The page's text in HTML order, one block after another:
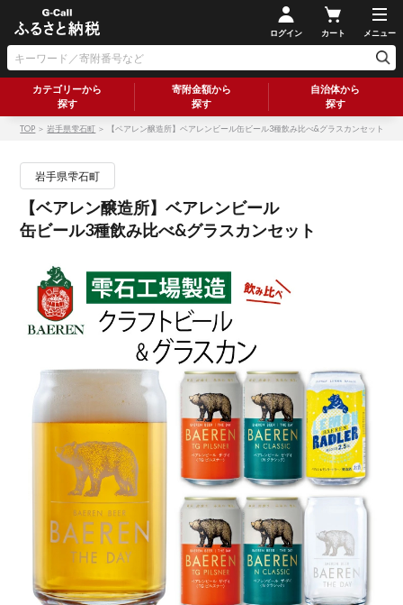
ログイン カート メニュー
カテゴリーから
探す
寄附金額から
探す
自治体から
探す
TOP ＞岩手県雫石町 ＞ 【ベアレン醸造所】ベアレンビール缶ビール3種飲み比べ&グラスカンセット
岩手県雫石町
【ベアレン醸造所】ベアレンビール
缶ビール3種飲み比べ&グラスカンセット